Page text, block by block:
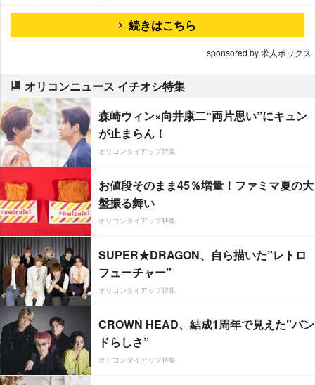
続きはこちら
sponsored by 求人ボックス
オリコンニュース イチオシ特集
森崎ウィン×向井康二“両片思い”にキュン
が止まらん！
オリコンタイアップ特集
お値段そのまま45％増量！ファミマ夏の大
盤振る舞い
オリコンタイアップ特集
SUPER★DRAGON、自ら描いた”レトロ
フューチャー”
オリコンタイアップ特集
CROWN HEAD、結成1周年で見えた”バン
ドらしさ”
オリコンタイアップ特集